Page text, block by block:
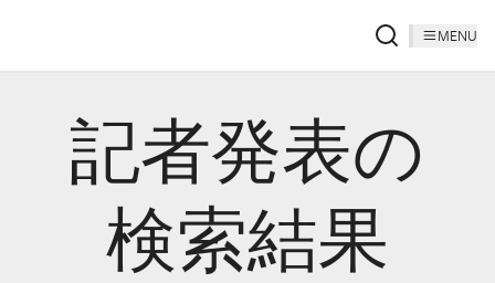
MENU
記者発表の
検索結果